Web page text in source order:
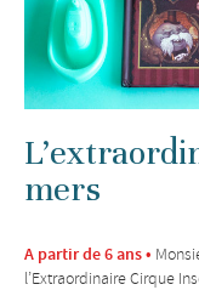
mers
A partir de 6 ans •
l’Extraordinaire Cirque